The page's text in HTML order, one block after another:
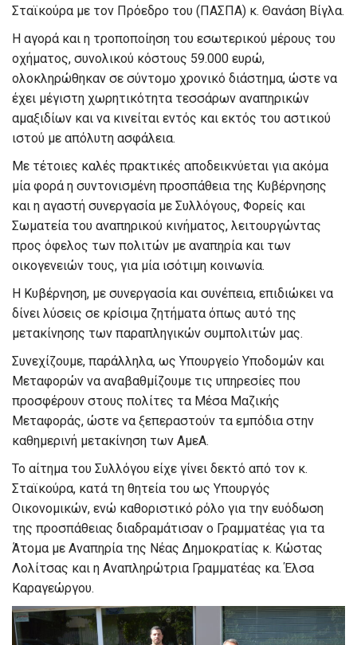
Σταϊκούρα με τον Πρόεδρο του (ΠΑΣΠΑ) κ. Θανάση Βίγλα.
Η αγορά και η τροποποίηση του εσωτερικού μέρους του
οχήματος, συνολικού κόστους 59.000 ευρώ,
ολοκληρώθηκαν σε σύντομο χρονικό διάστημα, ώστε να
έχει μέγιστη χωρητικότητα τεσσάρων αναπηρικών
αμαξιδίων και να κινείται εντός και εκτός του αστικού
ιστού με απόλυτη ασφάλεια.
Με τέτοιες καλές πρακτικές αποδεικνύεται για ακόμα
μία φορά η συντονισμένη προσπάθεια της Κυβέρνησης
και η αγαστή συνεργασία με Συλλόγους, Φορείς και
Σωματεία του αναπηρικού κινήματος, λειτουργώντας
προς όφελος των πολιτών με αναπηρία και των
οικογενειών τους, για μία ισότιμη κοινωνία.
Η Κυβέρνηση, με συνεργασία και συνέπεια, επιδιώκει να
δίνει λύσεις σε κρίσιμα ζητήματα όπως αυτό της
μετακίνησης των παραπληγικών συμπολιτών μας.
Συνεχίζουμε, παράλληλα, ως Υπουργείο Υποδομών και
Μεταφορών να αναβαθμίζουμε τις υπηρεσίες που
προσφέρουν στους πολίτες τα Μέσα Μαζικής
Μεταφοράς, ώστε να ξεπεραστούν τα εμπόδια στην
καθημερινή μετακίνηση των ΑμεΑ.
Το αίτημα του Συλλόγου είχε γίνει δεκτό από τον κ.
Σταϊκούρα, κατά τη θητεία του ως Υπουργός
Οικονομικών, ενώ καθοριστικό ρόλο για την ευόδωση
της προσπάθειας διαδραμάτισαν ο Γραμματέας για τα
Άτομα με Αναπηρία της Νέας Δημοκρατίας κ. Κώστας
Λολίτσας και η Αναπληρώτρια Γραμματέας κα. Έλσα
Καραγεώργου.